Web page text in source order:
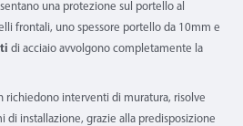
una protezione sul portello al
frontali, uno spessore portello da 10mm e
di acciaio avvolgono completamente la
richiedono interventi di muratura, risolve
installazione, grazie alla predisposizione